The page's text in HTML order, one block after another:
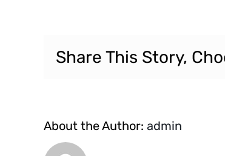
Share This Story,
About the Author: admin